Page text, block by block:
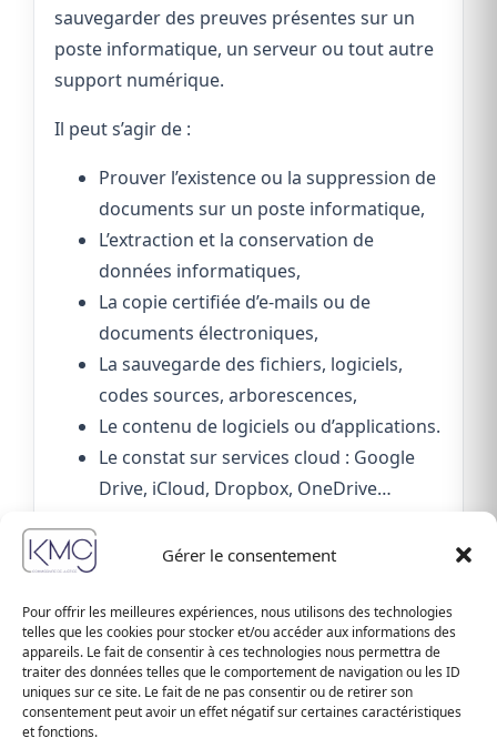
Gérer le consentement
Pour offrir les meilleures expériences, nous utilisons des technologies
telles que les cookies pour stocker et/ou accéder aux informations des
appareils. Le fait de consentir à ces technologies nous permettra de
traiter des données telles que le comportement de navigation ou les ID
uniques sur ce site. Le fait de ne pas consentir ou de retirer son
consentement peut avoir un effet négatif sur certaines caractéristiques
et fonctions.
sauvegarder des preuves présentes sur un
poste informatique, un serveur ou tout autre
support numérique.
Il peut s’agir de :
Prouver l’existence ou la suppression de
documents sur un poste informatique,
L’extraction et la conservation de
données informatiques,
La copie certifiée d’e-mails ou de
documents électroniques,
La sauvegarde des fichiers, logiciels,
codes sources, arborescences,
Le contenu de logiciels ou d’applications.
Le constat sur services cloud : Google
Drive, iCloud, Dropbox, OneDrive…
Ces constats sont cruciaux notamment en cas
professionnel, du droit du travail, de la
propriété intellectuelle ou encore du droit des
affaires.